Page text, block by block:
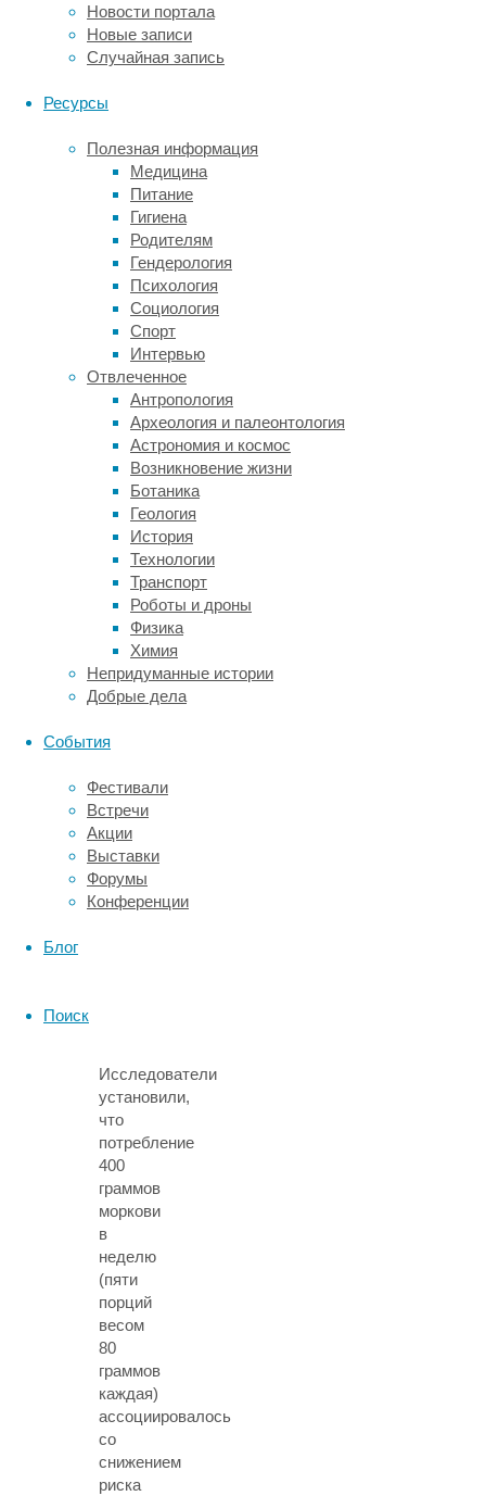
Новости портала
Новые записи
Случайная запись
Ресурсы
Полезная информация
Медицина
Питание
Гигиена
Родителям
Гендерология
Психология
Социология
Спорт
Интервью
Отвлеченное
Антропология
Археология и палеонтология
Астрономия и космос
Возникновение жизни
Ботаника
Геология
История
Технологии
Транспорт
Роботы и дроны
Физика
Химия
Непридуманные истории
Добрые дела
События
Фестивали
Встречи
Акции
Выставки
Форумы
Конференции
Блог
Поиск
ретроспективные,
так
и
проспективных
В
итоге
новый
обзор,
оценивающий
связь
между
потреблением
моркови
(в
сыром
приготовленном
виде)
заболеваемостью
всеми
типами
рака,
вошли
198
научных
работ
с
более
миллиона
пациентов.
Результаты
опубликовал
журнал
Critical
Исследователи
установили,
что
потребление
400
граммов
моркови
в
неделю
(пяти
порций
весом
80
граммов
каждая)
ассоциировалось
со
снижением
риска